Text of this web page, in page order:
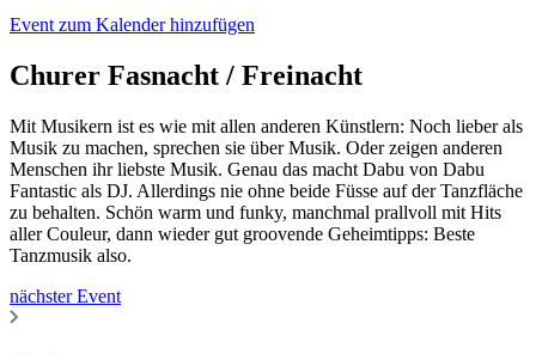
Event zum Kalender hinzufügen
Churer Fasnacht / Freinacht
Mit Musikern ist es wie mit allen anderen Künstlern: Noch lieber als
Musik zu machen, sprechen sie über Musik. Oder zeigen anderen
Menschen ihr liebste Musik. Genau das macht Dabu von Dabu
Fantastic als DJ. Allerdings nie ohne beide Füsse auf der Tanzfläche
zu behalten. Schön warm und funky, manchmal prallvoll mit Hits
aller Couleur, dann wieder gut groovende Geheimtipps: Beste
Tanzmusik also.
nächster Event